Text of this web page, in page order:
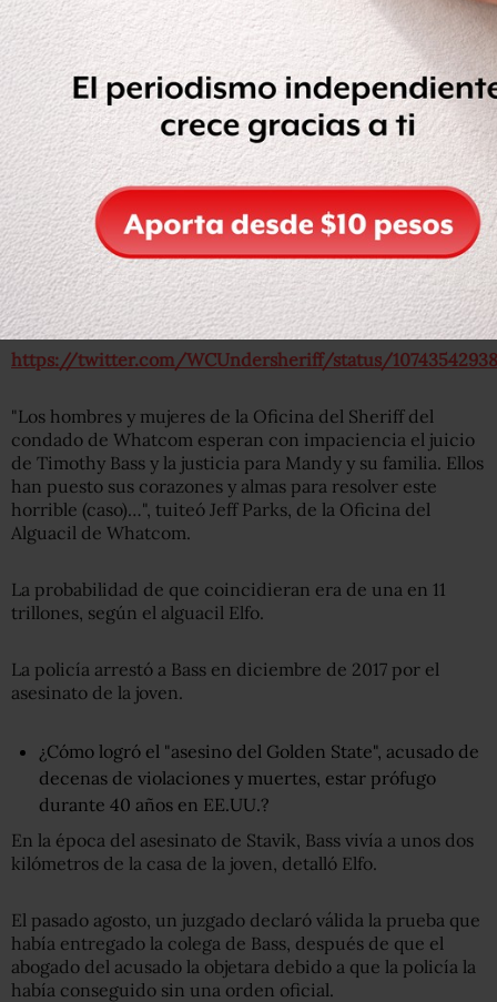
hubiera esperado que alguien hiciera lo mismo si hubiera
sido mi hija", dijo la colaboradora voluntaria según
documentos judiciales que cita este medio.
Prueba válida
En agosto de 2017, esta colega entregó a las autoridades
una lata deCoca Colay una botella de agua que Bass
había desechado, relatan los medios locales.
Un análisis de laboratorio de los envases arrojó que el
ADN de Bass coincidía con el ADN recuperado del
cuerpo de Stavik.
https://twitter.com/WCUndersheriff/status/
"Los hombres y mujeres de la Oficina del Sheriff del
condado de Whatcom esperan con impaciencia el juicio
de Timothy Bass y la justicia para Mandy y su familia. Ellos
han puesto sus corazones y almas para resolver este
horrible (caso)…", tuiteó Jeff Parks, de la Oficina del
Alguacil de Whatcom.
La probabilidad de que coincidieran era de una en 11
trillones, según el alguacil Elfo.
La policía arrestó a Bass en diciembre de 2017 por el
asesinato de la joven.
¿Cómo logró el "asesino del Golden State", acusado de
decenas de violaciones y muertes, estar prófugo
durante 40 años en EE.UU.?
En la época del asesinato de Stavik, Bass vivía a unos dos
kilómetros de la casa de la joven, detalló Elfo.
El pasado agosto, un juzgado declaró válida la prueba que
había entregado la colega de Bass, después de que el
abogado del acusado la objetara debido a que la policía la
había conseguido sin una orden oficial.